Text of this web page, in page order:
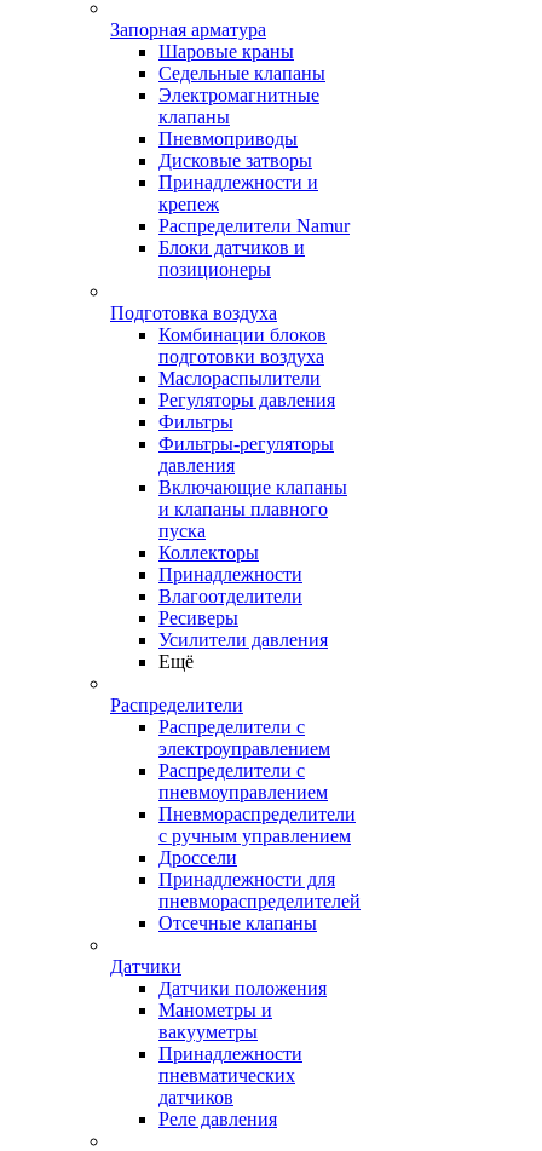
Запорная арматура
Шаровые краны
Седельные клапаны
Электромагнитные
клапаны
Пневмоприводы
Дисковые затворы
Принадлежности и
крепеж
Распределители Namur
Блоки датчиков и
позиционеры
Подготовка воздуха
Комбинации блоков
подготовки воздуха
Маслораспылители
Регуляторы давления
Фильтры
Фильтры-регуляторы
давления
Включающие клапаны
и клапаны плавного
пуска
Коллекторы
Принадлежности
Влагоотделители
Ресиверы
Усилители давления
Ещё
Распределители
Распределители с
электроуправлением
Распределители с
пневмоуправлением
Пневмораспределители
с ручным управлением
Дроссели
Принадлежности для
пневмораспределителей
Отсечные клапаны
Датчики
Датчики положения
Манометры и
вакууметры
Принадлежности
пневматических
датчиков
Реле давления